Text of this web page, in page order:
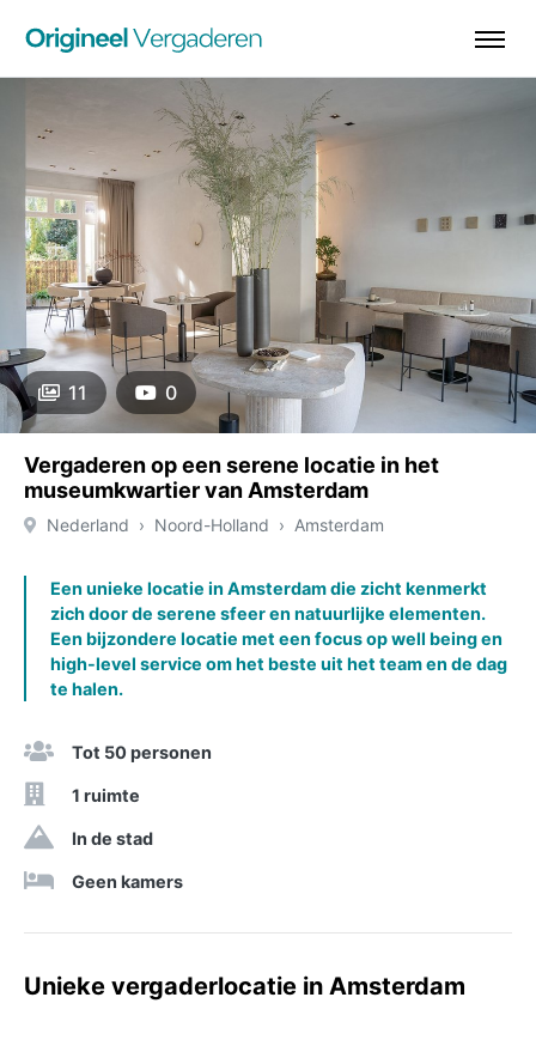
11 0
Vergaderen op een serene locatie in het
museumkwartier van Amsterdam
Nederland Noord-Holland Amsterdam
Een unieke locatie in Amsterdam die zicht kenmerkt
zich door de serene sfeer en natuurlijke elementen.
Een bijzondere locatie met een focus op well being en
high-level service om het beste uit het team en de dag
te halen.
Tot 50 personen
1 ruimte
In de stad
Geen kamers
Unieke vergaderlocatie in Amsterdam